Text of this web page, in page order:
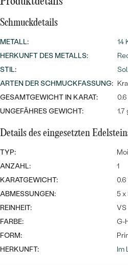
Wave
NACH ANLASS
NACH DER FORM
MASSGEFERTIGTER
DIAMANTEN
Ohrrinnge
Ringe
Schmuckdetails
METALL:
14
HERKUNFT DES METALLS:
STIL:
ARTEN DER SCHMUCKFASSUNG:
GESAMTGEWICHT IN KARAT:
UNGEFÄHRES GEWICHT:
1.7
Details des eingesetzten
TYP:
ANZAHL:
1
KARATGEWICHT:
ABMESSUNGEN:
5 x
REINHEIT:
VS
FARBE:
G-
FORM:
HERKUNFT:
Im